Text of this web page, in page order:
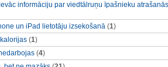
informāciju par viedtālruņu īpašnieku atrašanās
un iPad lietotāju izsekošanā (1)
(1)
(4)